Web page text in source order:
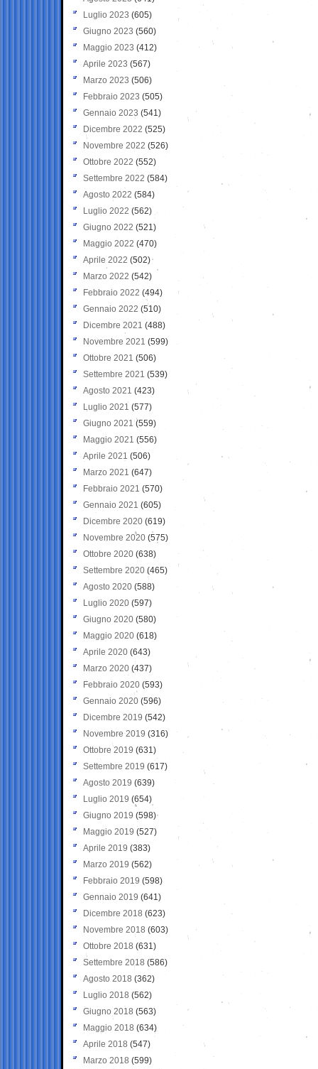
Luglio 2023 (605)
Giugno 2023 (560)
Maggio 2023 (412)
Aprile 2023 (567)
Marzo 2023 (506)
Febbraio 2023 (505)
Gennaio 2023 (541)
Dicembre 2022 (525)
Novembre 2022 (526)
Ottobre 2022 (552)
Settembre 2022 (584)
Agosto 2022 (584)
Luglio 2022 (562)
Giugno 2022 (521)
Maggio 2022 (470)
Aprile 2022 (502)
Marzo 2022 (542)
Febbraio 2022 (494)
Gennaio 2022 (510)
Dicembre 2021 (488)
Novembre 2021 (599)
Ottobre 2021 (506)
Settembre 2021 (539)
Agosto 2021 (423)
Luglio 2021 (577)
Giugno 2021(559)
Maggio 2021 (556)
Aprile 2021 (506)
Marzo 2021 (647)
Febbraio 2021 (570)
Gennaio 2021 (605)
Dicembre 2020 (619)
Novembre 2020 (575)
Ottobre 2020 (638)
Settembre 2020(465)
Agosto 2020 (588)
Luglio 2020 (597)
Giugno 2020 (580)
Maggio 2020 (618)
Aprile 2020 (643)
Marzo 2020 (437)
Febbraio 2020 (593)
Gennaio 2020 (596)
Dicembre 2019 (542)
Novembre 2019 (316)
Ottobre 2019 (631)
Settembre 2019 (617)
Agosto 2019 (639)
Luglio 2019 (654)
Giugno 2019 (598)
Maggio 2019 (527)
Aprile 2019 (383)
Marzo 2019 (562)
Febbraio 2019 (598)
Gennaio 2019 (641)
Dicembre 2018 (623)
Novembre 2018 (603)
Ottobre 2018 (631)
Settembre 2018 (586)
Agosto 2018 (362)
Luglio 2018 (562)
Giugno 2018 (563)
Maggio 2018 (634)
Aprile 2018 (547)
Marzo 2018 (599)